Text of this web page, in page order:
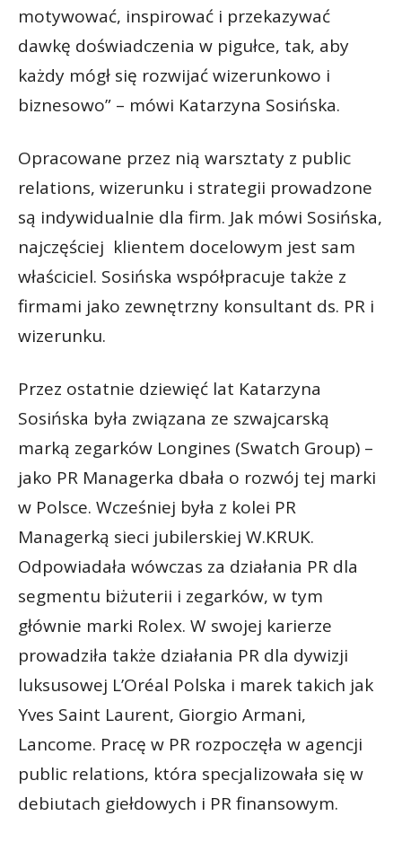
motywować, inspirować i przekazywać
dawkę doświadczenia w pigułce, tak, aby
każdy mógł się rozwijać wizerunkowo i
biznesowo” – mówi Katarzyna Sosińska.
Opracowane przez nią warsztaty z public
relations, wizerunku i strategii prowadzone
są indywidualnie dla firm. Jak mówi Sosińska,
najczęściej klientem docelowym jest sam
właściciel. Sosińska współpracuje także z
firmami jako zewnętrzny konsultant ds. PR i
wizerunku.
Przez ostatnie dziewięć lat Katarzyna
Sosińska była związana ze szwajcarską
marką zegarków Longines (Swatch Group) –
jako PR Managerka dbała o rozwój tej marki
w Polsce. Wcześniej była z kolei PR
Managerką sieci jubilerskiej W.KRUK.
Odpowiadała wówczas za działania PR dla
segmentu biżuterii i zegarków, w tym
głównie marki Rolex. W swojej karierze
prowadziła także działania PR dla dywizji
luksusowej L’Oréal Polska i marek takich jak
Yves Saint Laurent, Giorgio Armani,
Lancome. Pracę w PR rozpoczęła w agencji
public relations, która specjalizowała się w
debiutach giełdowych i PR finansowym.